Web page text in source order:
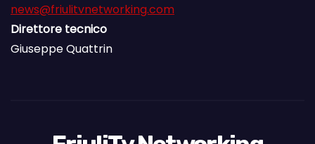
news@friulitvnetworking.com
Direttore tecnico
Giuseppe Quattrin